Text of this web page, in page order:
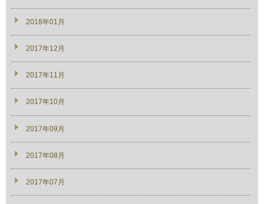
2018年01月
2017年12月
2017年11月
2017年10月
2017年09月
2017年08月
2017年07月